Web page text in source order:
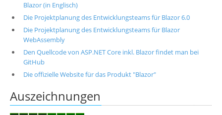
Blazor (in Englisch)
Die Projektplanung des Entwicklungsteams für Blazor 6.0
Die Projektplanung des Entwicklungsteams für Blazor
WebAssembly
Den Quellcode von ASP.NET Core inkl. Blazor findet man bei
GitHub
Die offizielle Website für das Produkt "Blazor"
Auszeichnungen